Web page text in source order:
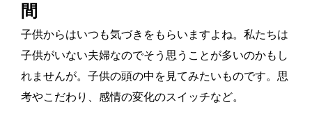
間
子供からはいつも気づきをもらいますよね。私たちは
子供がいない夫婦なのでそう思うことが多いのかもし
れませんが。子供の頭の中を見てみたいものです。思
考やこだわり、感情の変化のスイッチなど。